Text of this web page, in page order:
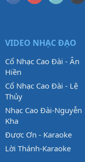
VIDEO NHẠC ĐẠO
Cổ Nhạc Cao Đài - Ân
Hiền
Cổ Nhạc Cao Đài - Lệ
Thủy
Nhạc Cao Đài-Nguyễn
Kha
Được Ơn - Karaoke
Lời Thánh-Karaoke